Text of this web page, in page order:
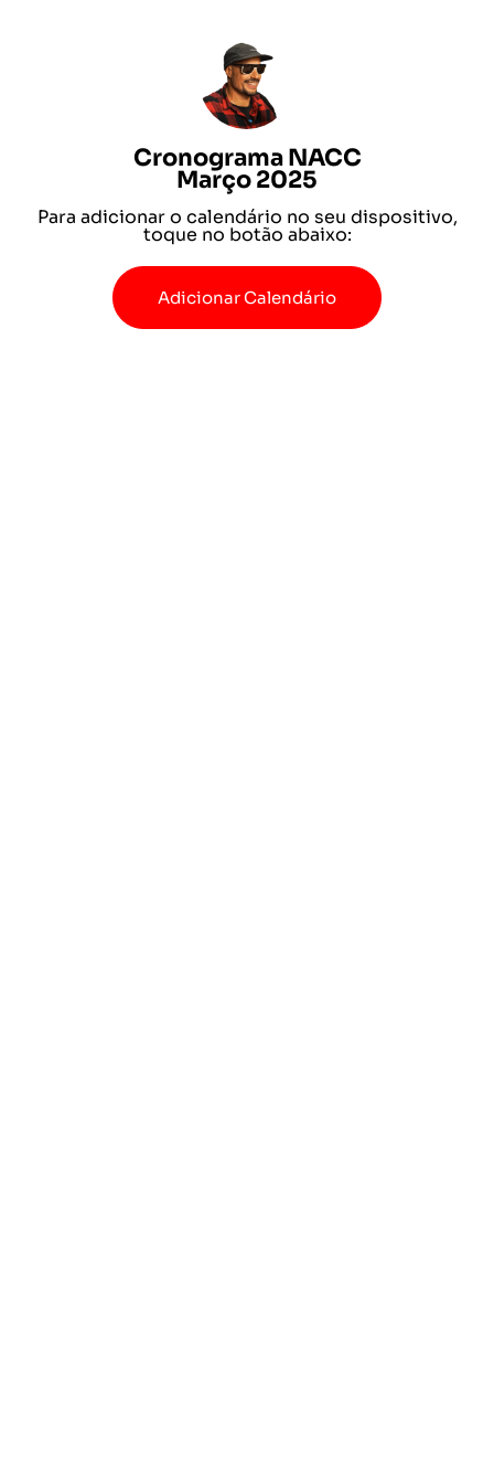
Cronograma NACC
Março 2025
Para adicionar o calendário no seu dispositivo,
toque no botão abaixo:
Adicionar Calendário